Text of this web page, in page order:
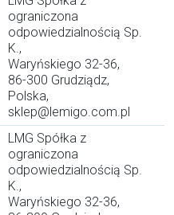
ograniczona
odpowiedzialnością Sp.
K.,
Waryńskiego 32-36,
86-300 Grudziądz,
Polska,
sklep@lemigo.com.pl
LMG Spółka z
ograniczona
odpowiedzialnością Sp.
K.,
Waryńskiego 32-36,